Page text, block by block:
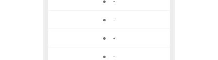
-
-
-